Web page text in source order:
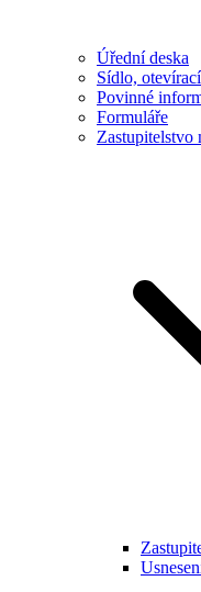
Úřední deska
Sídlo,
Povinné
Formuláře
Zastupitelstvo